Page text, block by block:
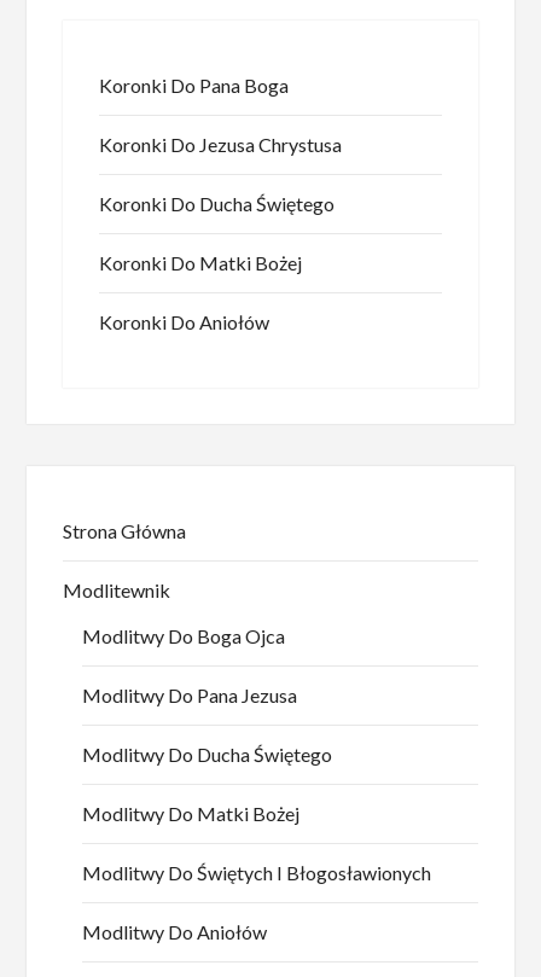
Koronki Do Pana Boga
Koronki Do Jezusa Chrystusa
Koronki Do Ducha Świętego
Koronki Do Matki Bożej
Koronki Do Aniołów
Strona Główna
Modlitewnik
Modlitwy Do Boga Ojca
Modlitwy Do Pana Jezusa
Modlitwy Do Ducha Świętego
Modlitwy Do Matki Bożej
Modlitwy Do Świętych I Błogosławionych
Modlitwy Do Aniołów